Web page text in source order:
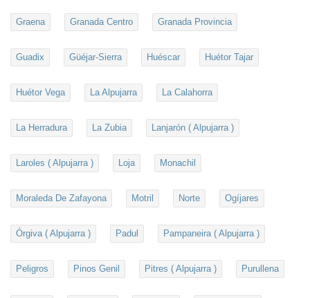
Graena Granada Centro Granada Provincia
Guadix Güéjar-Sierra Huéscar Huétor Tajar
Huétor Vega La Alpujarra La Calahorra
La Herradura La Zubia Lanjarón ( Alpujarra )
Laroles ( Alpujarra ) Loja Monachil
Moraleda De Zafayona Motril Norte Ogíjares
Órgiva ( Alpujarra ) Padul Pampaneira ( Alpujarra )
Peligros Pinos Genil Pitres ( Alpujarra ) Purullena